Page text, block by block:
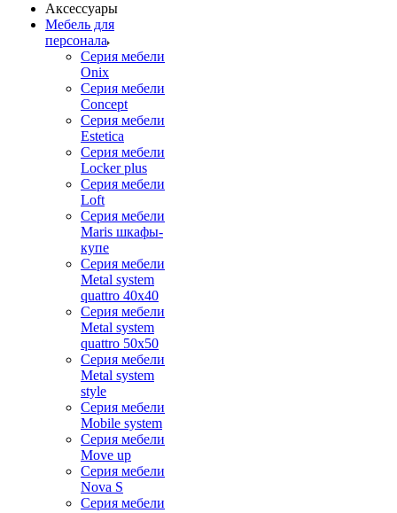
Аксессуары
Мебель для
персонала
Серия мебели
Onix
Серия мебели
Concept
Серия мебели
Estetica
Серия мебели
Locker plus
Серия мебели
Loft
Серия мебели
Maris шкафы-
купе
Серия мебели
Metal system
quattro 40x40
Серия мебели
Metal system
quattro 50x50
Серия мебели
Metal system
style
Серия мебели
Mobile system
Серия мебели
Move up
Серия мебели
Nova S
Серия мебели